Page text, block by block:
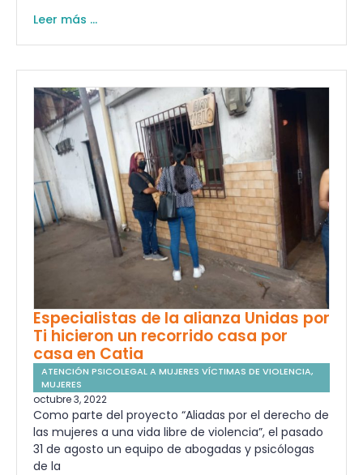
Leer más ...
Especialistas de la alianza Unidas por
Ti hicieron un recorrido casa por
casa en Catia
ATENCIÓN PSICOLEGAL A MUJERES VÍCTIMAS DE VIOLENCIA,
MUJERES
octubre 3, 2022
Como parte del proyecto “Aliadas por el derecho de
las mujeres a una vida libre de violencia”, el pasado
31 de agosto un equipo de abogadas y psicólogas
de la